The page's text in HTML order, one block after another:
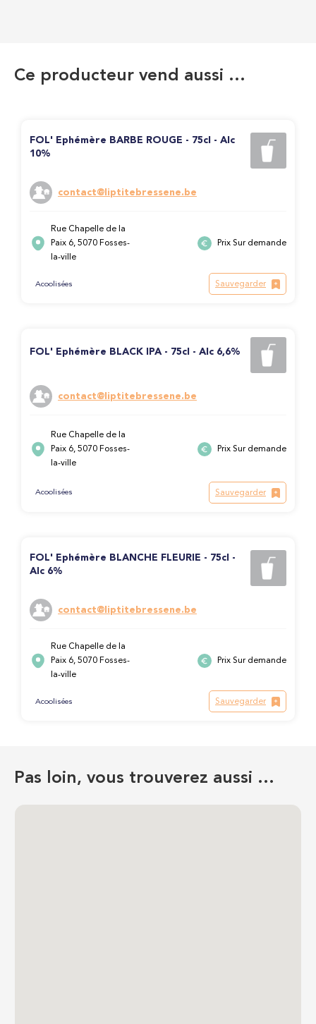
Ce producteur vend aussi …
FOL' Ephémère BARBE ROUGE - 75cl - Alc
10%
contact@liptitebressene.be
Rue Chapelle de la
Paix 6, 5070 Fosses-
la-ville
Prix Sur demande
Acoolisées Sauvegarder
FOL' Ephémère BLACK IPA - 75cl - Alc 6,6%
contact@liptitebressene.be
Rue Chapelle de la
Paix 6, 5070 Fosses-
la-ville
Prix Sur demande
Acoolisées Sauvegarder
FOL' Ephémère BLANCHE FLEURIE - 75cl -
Alc 6%
contact@liptitebressene.be
Rue Chapelle de la
Paix 6, 5070 Fosses-
la-ville
Prix Sur demande
Acoolisées Sauvegarder
Pas loin, vous trouverez aussi …